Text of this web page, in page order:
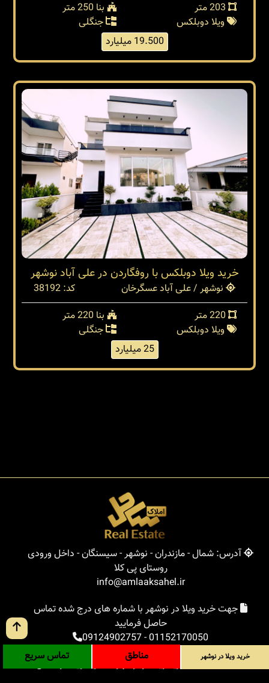
بنا 250 متر
ویلا دوبلکس
جنگلی
19.500 میلیارد
خرید ویلا دوبلکس با روفگاردن در علی آباد نوشهر
نوشهر / علی آباد عسگرخان
کد: 38192
بنا 220 متر
ویلا دوبلکس
جنگلی
25 میلیارد
آدرس: شمال - مازندران - نوشهر - سیسنگان - داخل ورودی
روستای پی کلا
info@amlaaksahel.ir
جهت خرید ویلا در نوشهر با شماره های درج شده تماس
حاصل فرمایید
01152170050
-
09124902757
املاک ساحل
خرید ویلا در نوشهر
خرید ویلا در شمال
خرید ویلا در نوشهر مناطق تماس سریع